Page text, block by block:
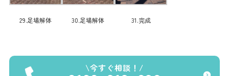
29.足場解体 30.足場解体 31.完成
今すぐ相談！